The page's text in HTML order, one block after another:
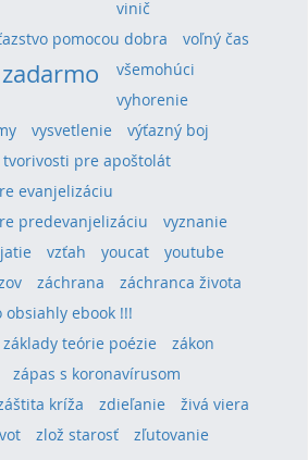
vinič
pomocou dobra voľný čas
všemohúci
vyhorenie
vysvetlenie
výťazný boj
pre apoštolát
evanjelizáciu
predevanjelizáciu
vyznanie
vzťah youcat
youtube
záchrana
záchranca života
obsiahly ebook !!!
základy teórie poézie
zákon
zápas s koronavírusom
kríža zdieľanie
živá viera
zlož starosť
zľutovanie